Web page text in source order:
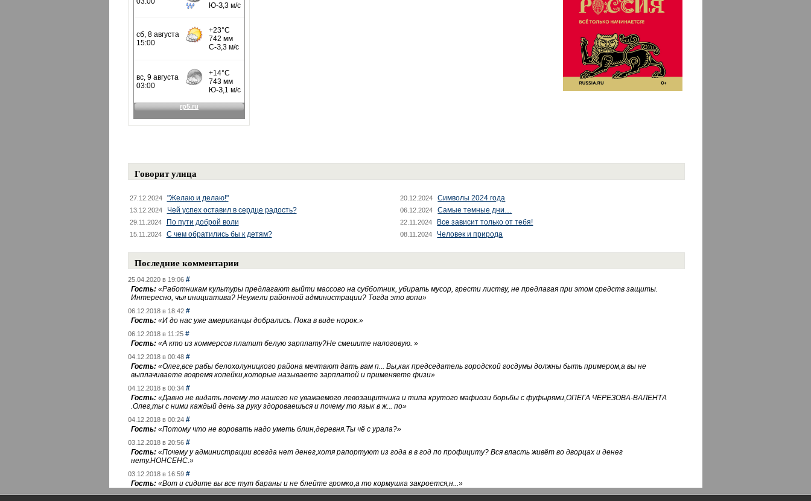
Говорит улица
27.12.2024 "Желаю и делаю!" 20.12.2024 Символы 2024 года
13.12.2024 Чей успех оставил в сердце радость? 06.12.2024 Самые темные дни…
29.11.2024 По пути доброй воли 22.11.2024 Все зависит только от тебя!
15.11.2024 С чем обратились бы к детям? 08.11.2024 Человек и природа
Последние комментарии
25.04.2020 в 19:06 #
Гость: «Работникам культуры предлагают выйти массово на субботник, убирать мусор, грести листву, не предлагая при этом средств защиты.
Интересно, чья инициатива? Неужели районной администрации? Тогда это вопи»
06.12.2018 в 18:42 #
Гость: «И до нас уже американцы добрались. Пока в виде норок.»
06.12.2018 в 11:25 #
Гость: «А кто из коммерсов платит белую зарплату?Не смешите налоговую. »
04.12.2018 в 00:48 #
Гость: «Олег,все рабы белохолуницкого района мечтают дать вам п... Вы,как председатель городской госдумы должны быть примером,а вы не
выплачиваете вовремя копейки,которые называете зарплатой и применяете физи»
04.12.2018 в 00:34 #
Гость: «Давно не видать почему то нашего не уважаемого левозащитника и типа крутого мафиози борьбы с фуфырями,ОПЕГА ЧЕРЕЗОВА-ВАЛЕНТА
.Олег,ты с ними каждый день за руку здороваешься и почему то язык в ж... по»
04.12.2018 в 00:24 #
Гость: «Потому что не воровать надо уметь блин,деревня.Ты чё с урала?»
03.12.2018 в 20:56 #
Гость: «Почему у администрации всегда нет денег,хотя рапортуют из года в в год по профициту? Вся власть живёт во дворцах и денег
нету.НОНСЕНС.»
03.12.2018 в 16:59 #
Гость: «Вот и сидите вы все тут бараны и не блейте громко,а то кормушка закроется,н...»